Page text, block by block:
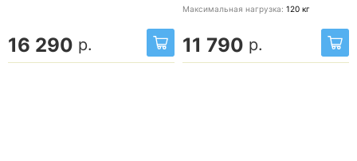
16 290 р.
Максимальная нагрузка: 120 кг
11 790 р.